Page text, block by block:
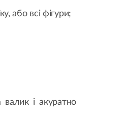
або всі фігури;
і акуратно